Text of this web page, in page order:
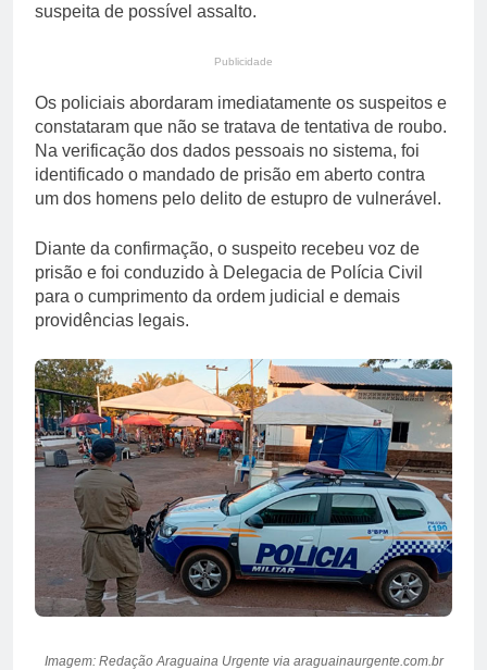
suspeita de possível assalto.
Publicidade
Os policiais abordaram imediatamente os suspeitos e
constataram que não se tratava de tentativa de roubo.
Na verificação dos dados pessoais no sistema, foi
identificado o mandado de prisão em aberto contra
um dos homens pelo delito de estupro de vulnerável.
Diante da confirmação, o suspeito recebeu voz de
prisão e foi conduzido à Delegacia de Polícia Civil
para o cumprimento da ordem judicial e demais
providências legais.
Imagem: Redação Araguaina Urgente via araguainaurgente.com.br